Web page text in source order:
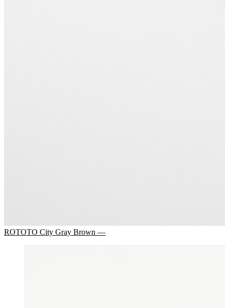
ROTOTO City Gray Brown —